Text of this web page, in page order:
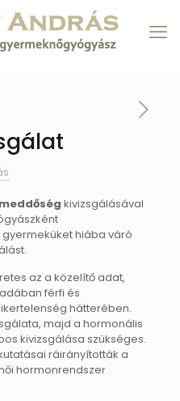
meddőség kivizsgálásával
hiába váró
az a közelítő adat,
férfi és
hátterében.
majd a hormonális
kivizsgálása szükséges.
ráirányították a
hormonrendszer